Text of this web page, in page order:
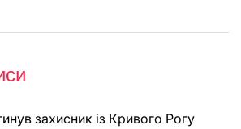
захисник із Кривого Рогу